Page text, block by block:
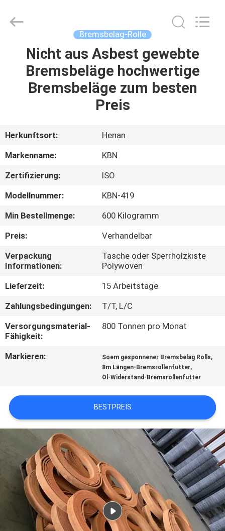
HAUS
PRODUKTE
UNS
AUSFLUG
QUALITÄTSKONTROLLE
TRETEN
SIE
MIT
UNS
VERBINDUNG
ZITAT
SITEMAP
PRIVACY
POLICY
Bremsbelag-Rolle
Nicht aus Asbest gewebte
Bremsbeläge hochwertige
Bremsbeläge zum besten
Preis
Herkunftsort:
Henan
Markenname:
KBN
Zertifizierung:
ISO
Modellnummer:
KBN-419
Min Bestellmenge:
600 Kilogramm
Preis:
Verhandelbar
Verpackung
Informationen:
Tasche oder Sperrholzkiste
Polywoven
Lieferzeit:
15 Arbeitstage
Zahlungsbedingungen:
T/T, L/C
Versorgungsmaterial-
Fähigkeit:
800 Tonnen pro Monat
Markieren: Soem gesponnener Bremsbelag Rolls,
8m Längen-Bremsrollenfutter,
Öl-Widerstand-Bremsrollenfutter
BESTPREIS